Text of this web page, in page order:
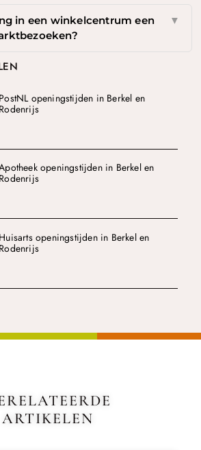
in een winkelcentrum een
▼
PostNL openingstijden in Berkel en
Rodenrijs
openingstijden in Berkel en
Rodenrijs
Huisarts openingstijden in Berkel en
Rodenrijs
ARTIKELEN